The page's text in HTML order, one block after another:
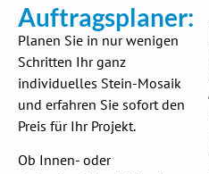
Auftragsplaner:
Planen Sie in nur wenigen
Schritten Ihr ganz
individuelles Stein-Mosaik
und erfahren Sie sofort den
Preis für Ihr Projekt.
Ob Innen- oder